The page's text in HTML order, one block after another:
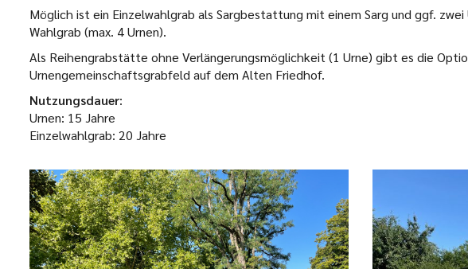
Möglich ist ein Einzelwahlgrab als Sargbestattung mit einem Sarg und ggf.
Wahlgrab (max. 4 Urnen).
Als Reihengrabstätte ohne Verlängerungsmöglichkeit (1 Urne) gibt es die
Urnengemeinschaftsgrabfeld auf dem Alten Friedhof.
Nutzungsdauer:
Urnen: 15 Jahre
Einzelwahlgrab: 20 Jahre